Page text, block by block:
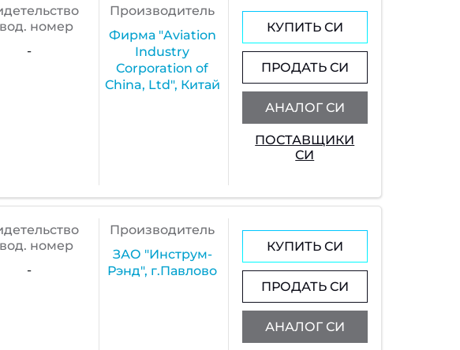
номер
-
Производитель
Фирма "Aviation
Industry
Corporation of
China, Ltd", Китай
КУПИТЬ СИ
ПРОДАТЬ СИ
АНАЛОГ СИ
ПОСТАВЩИКИ
СИ
номер
-
Производитель
ЗАО "Инструм-
Рэнд", г.Павлово
КУПИТЬ СИ
ПРОДАТЬ СИ
АНАЛОГ СИ